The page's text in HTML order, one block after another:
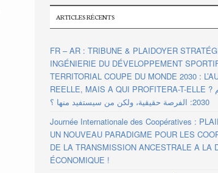
ARTICLES RÉCENTS
FR – AR : TRIBUNE & PLAIDOYER
INGÉNIERIE DU DÉVELOPPEMENT
TERRITORIAL COUPE DU MONDE 2030 :
REELLE, MAIS A QUI PROFITERA-T-ELLE ? كأس العالم
2030: الفرصة حقيقية، ولكن من سيستفيد منها ؟
Journée Internationale des Coopératives :
UN NOUVEAU PARADIGME POUR LES
DE LA TRANSMISSION ANCESTRALE A LA
ÉCONOMIQUE !